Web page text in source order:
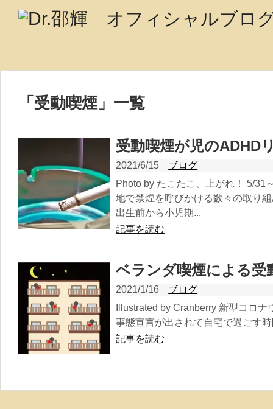
「 受動喫煙」 一覧
受動喫煙が児のADHD
2021/6/15
ブログ
Photo by たこたこ、上がれ！ 5/31
地で禁煙を呼びかける数々の取り
出生前から小児期...
記事を読む
ベランダ喫煙による受
2021/1/16
ブログ
Illustrated by Cranberry 新型コロ
事態宣言が出されて自宅で過ごす
記事を読む